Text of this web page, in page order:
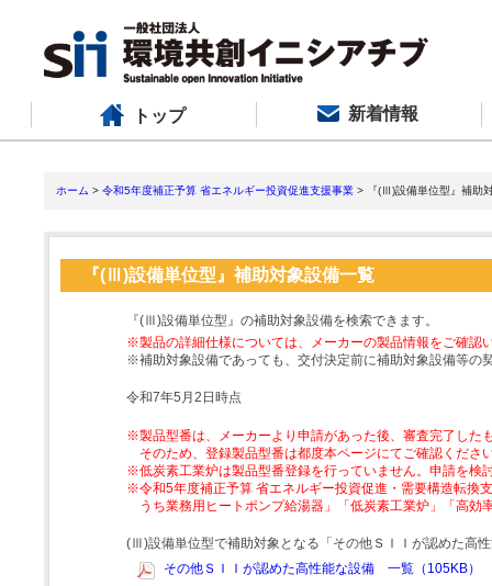
トップ 新着情報
ホーム > 令和5年度補正予算 省エネルギー投資促進支援事業 > 『(Ⅲ)設備単位型』補助
『(Ⅲ)設備単位型』補助対象設備一覧
『(Ⅲ)設備単位型』の補助対象設備を検索できます。
※製品の詳細仕様については、メーカーの製品情報をご確認
※補助対象設備であっても、交付決定前に補助対象設備等の
令和7年5月2日時点
※製品型番は、メーカーより申請があった後、審査完了した
そのため、登録製品型番は都度本ページにてご確認くださ
※低炭素工業炉は製品型番登録を行っていません。申請を検
※令和5年度補正予算 省エネルギー投資促進・需要構造転換
うち業務用ヒートポンプ給湯器」「低炭素工業炉」「高
(Ⅲ)設備単位型で補助対象となる「その他ＳＩＩが認めた高
その他ＳＩＩが認めた高性能な設備 一覧（105KB）